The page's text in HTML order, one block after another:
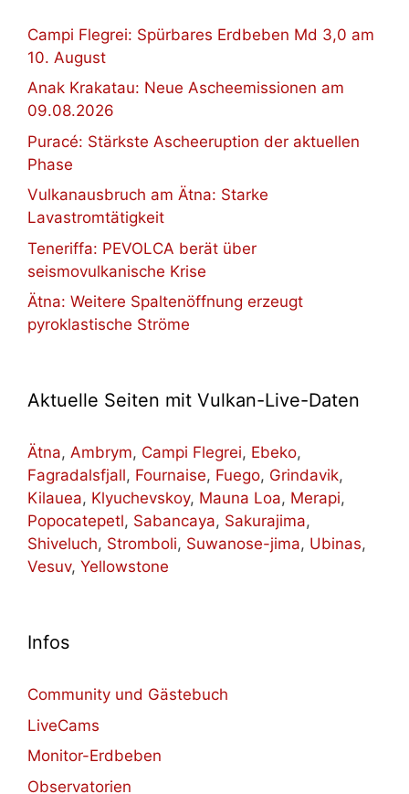
Campi Flegrei: Spürbares Erdbeben Md 3,0 am
10. August
Anak Krakatau: Neue Ascheemissionen am
09.08.2026
Puracé: Stärkste Ascheeruption der aktuellen
Phase
Vulkanausbruch am Ätna: Starke
Lavastromtätigkeit
Teneriffa: PEVOLCA berät über
seismovulkanische Krise
Ätna: Weitere Spaltenöffnung erzeugt
pyroklastische Ströme
Aktuelle Seiten mit Vulkan-Live-Daten
Ätna, Ambrym, Campi Flegrei, Ebeko,
Fagradalsfjall, Fournaise, Fuego, Grindavik,
Kilauea, Klyuchevskoy, Mauna Loa, Merapi,
Popocatepetl, Sabancaya, Sakurajima,
Shiveluch, Stromboli, Suwanose-jima, Ubinas,
Vesuv, Yellowstone
Infos
Community und Gästebuch
LiveCams
Monitor-Erdbeben
Observatorien